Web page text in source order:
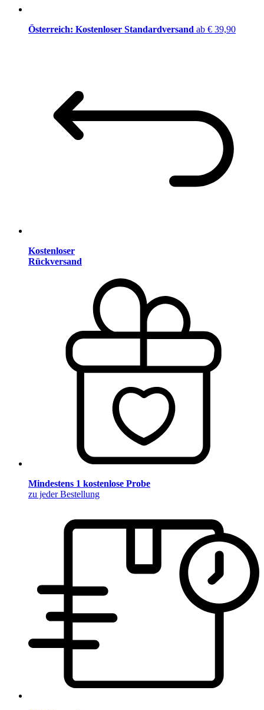
Österreich: Kostenloser Standardversand ab € 39,90
Kostenloser
Rückversand
Mindestens 1 kostenlose Probe
zu jeder Bestellung